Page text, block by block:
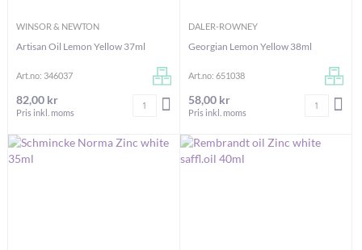
WINSOR & NEWTON
Artisan Oil Lemon Yellow 37ml
Art.no: 346037
82,00 kr
Pris inkl. moms
Antal LÄGG I VARUKORGEN
DALER-ROWNEY
Georgian Lemon Yellow 38ml
Art.no: 651038
58,00 kr
Pris inkl. moms
Antal